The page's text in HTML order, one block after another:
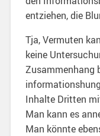
entziehen, die
Tja, Vermuten
keine
Zusammenhang
Inhalte Dritten
Man kann es
Man könnte